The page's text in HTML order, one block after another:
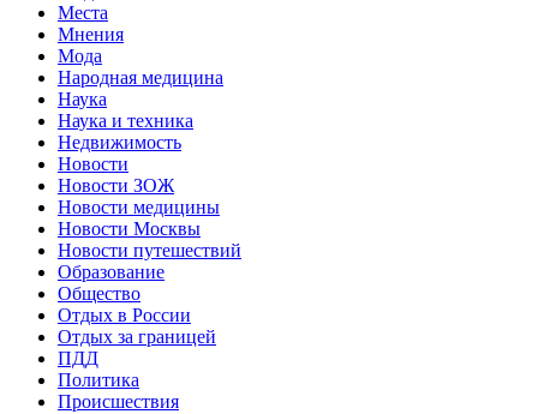
Места
Мнения
Мода
Народная медицина
Наука
Наука и техника
Недвижимость
Новости
Новости ЗОЖ
Новости медицины
Новости Москвы
Новости путешествий
Образование
Общество
Отдых в России
Отдых за границей
ПДД
Политика
Происшествия